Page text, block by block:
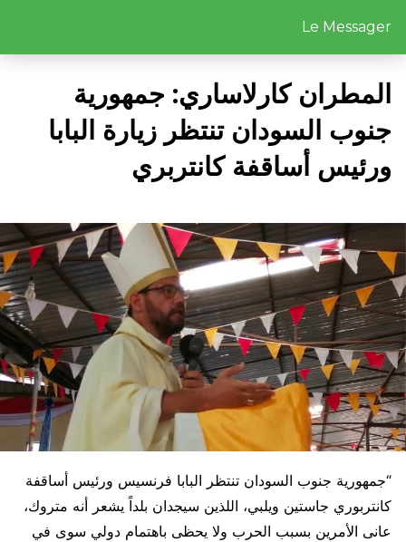
Le Messager
المطران كارلاساري: جمهورية
جنوب السودان تنتظر زيارة البابا
ورئيس أساقفة كانتربري
“جمهورية جنوب السودان تنتظر البابا فرنسيس ورئيس أساقفة
كانتربوري جاستين ويلبي، اللذين سيجدان بلداً يشعر أنه متروك،
عانى الأمرين بسبب الحرب ولا يحظى باهتمام دولي سوى في